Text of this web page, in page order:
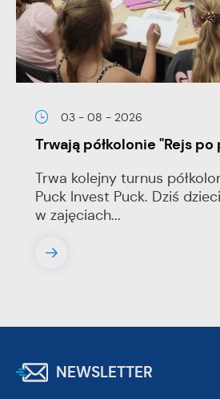
03 - 08 - 2026
Trwają półkolonie "Rejs
Trwa kolejny turnus
Puck Invest Puck. Dziś
w zajęciach...
NEWSLETTER